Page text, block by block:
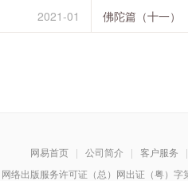
2021-01 佛陀篇（十一）
网易首页 | 公司简介 | 客户服务
|
网络出版服务许可证（总）网出证（粤）